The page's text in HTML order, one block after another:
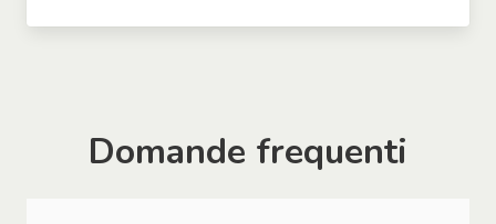
Domande frequenti